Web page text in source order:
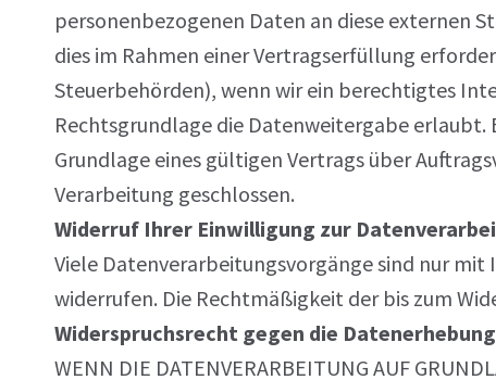
personenbezogenen Daten an diese externen
dies im Rahmen einer Vertragserfüllung
Steuerbehörden), wenn wir ein berechtigtes
Rechtsgrundlage die Datenweitergabe erlaubt.
Grundlage eines gültigen Vertrags über
Verarbeitung geschlossen.
Widerruf Ihrer Einwilligung zur
Viele Datenverarbeitungsvorgänge sind nur
widerrufen. Die Rechtmäßigkeit der bis zum
Widerspruchsrecht gegen die
WENN DIE DATENVERARBEITUNG AUF